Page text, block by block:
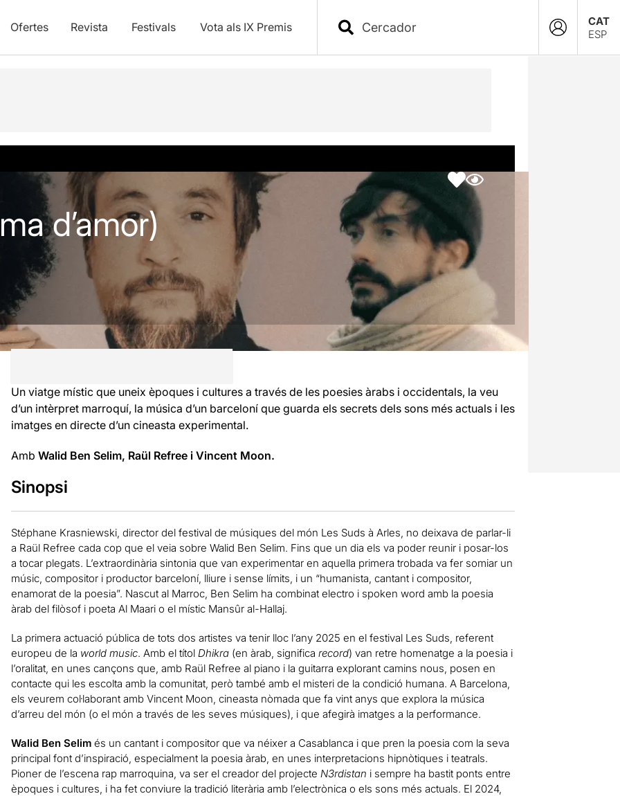
Ofertes Revista Festivals Vota als IX Premis
CAT
ESP
d’amor)
Un viatge místic que uneix èpoques i cultures a través de les poesies àrabs i occidentals, la veu
d’un intèrpret marroquí, la música d’un barceloní que guarda els secrets dels sons més actuals i les
imatges en directe d’un cineasta experimental.
Amb Walid Ben Selim, Raül Refree i Vincent Moon.
Sinopsi
Stéphane Krasniewski, director del festival de músiques del món Les Suds à Arles, no deixava de parlar-li
a Raül Refree cada cop que el veia sobre Walid Ben Selim. Fins que un dia els va poder reunir i posar-los
a tocar plegats. L’extraordinària sintonia que van experimentar en aquella primera trobada va fer somiar un
músic, compositor i productor barceloní, lliure i sense límits, i un “humanista, cantant i compositor,
enamorat de la poesia”. Nascut al Marroc, Ben Selim ha combinat electro i spoken word amb la poesia
àrab del filòsof i poeta Al Maari o el místic Mansûr al-Hallaj.
La primera actuació pública de tots dos artistes va tenir lloc l’any 2025 en el festival Les Suds, referent
europeu de la world music. Amb el títol Dhikra(en àrab, significa record) van retre homenatge a la poesia i
l’oralitat, en unes cançons que, amb Raül Refree al piano i la guitarra explorant camins nous, posen en
contacte qui les escolta amb la comunitat, però també amb el misteri de la condició humana. A Barcelona,
els veurem col·laborant amb Vincent Moon, cineasta nòmada que fa vint anys que explora la música
d’arreu del món (o el món a través de les seves músiques), i que afegirà imatges a la performance.
Walid Ben Selimés un cantant i compositor que va néixer a Casablanca i que pren la poesia com la seva
principal font d’inspiració, especialment la poesia àrab, en unes interpretacions hipnòtiques i teatrals.
Pioner de l’escena rap marroquina, va ser el creador del projecte N3rdistan i sempre ha bastit ponts entre
èpoques i cultures, i ha fet conviure la tradició literària amb l’electrònica o els sons més actuals. El 2024,